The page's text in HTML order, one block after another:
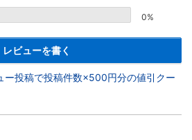
0%
レビューを書く
ー投稿で投稿件数×500円分の値引クー